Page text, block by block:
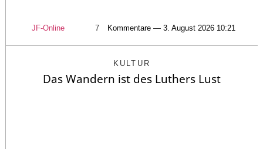
JF-Online 7 Kommentare — 3. August 2026 10:21
KULTUR
Das Wandern ist des Luthers Lust